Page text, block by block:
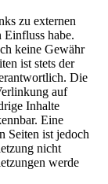
zu externen
Einfluss habe.
keine Gewähr
ist stets der
Die
auf
Inhalte
Eine
Seiten ist jedoch
nicht
werde